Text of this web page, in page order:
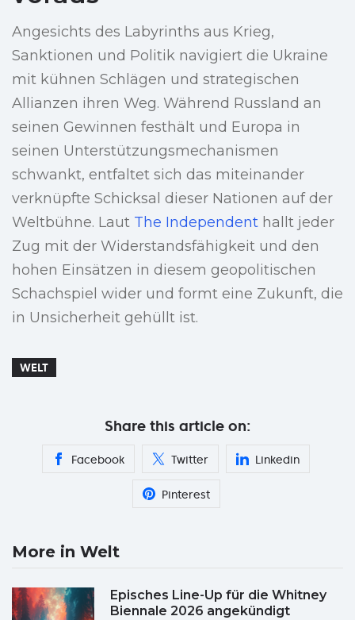
Angesichts des Labyrinths aus Krieg,
Sanktionen und Politik navigiert die Ukraine
mit kühnen Schlägen und strategischen
Allianzen ihren Weg. Während Russland an
seinen Gewinnen festhält und Europa in
seinen Unterstützungsmechanismen
schwankt, entfaltet sich das miteinander
verknüpfte Schicksal dieser Nationen auf der
Weltbühne. Laut The Independent hallt jeder
Zug mit der Widerstandsfähigkeit und den
hohen Einsätzen in diesem geopolitischen
Schachspiel wider und formt eine Zukunft, die
in Unsicherheit gehüllt ist.
WELT
Share this article on:
Facebook Twitter Linkedin
Pinterest
More in Welt
Episches Line-Up für die Whitney
Biennale 2026 angekündigt